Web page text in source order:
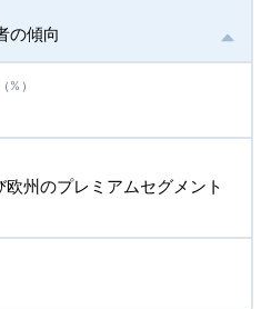
の傾向
州のプレミアムセグメント